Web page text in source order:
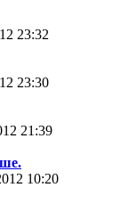
23:32
23:30
21:39
10:20